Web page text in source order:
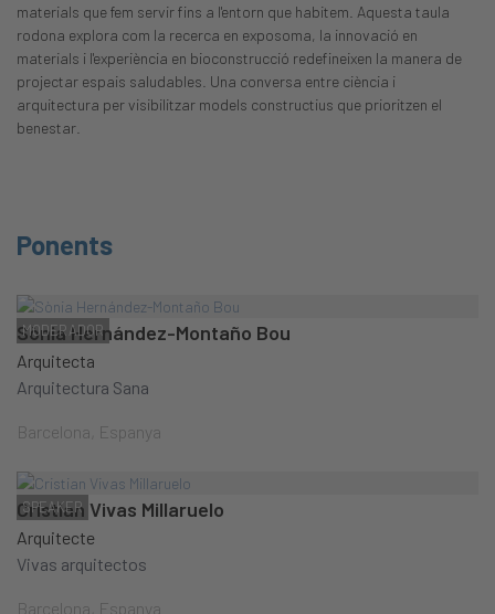
materials que fem servir fins a l'entorn que habitem. Aquesta taula
rodona explora com la recerca en exposoma, la innovació en
materials i l'experiència en bioconstrucció redefineixen la manera de
projectar espais saludables. Una conversa entre ciència i
arquitectura per visibilitzar models constructius que prioritzen el
benestar.
Ponents
MODERADOR
Sònia Hernández-Montaño Bou
Arquitecta
Arquitectura Sana
Barcelona, Espanya
SPEAKER
Cristian Vivas Millaruelo
Arquitecte
Vivas arquitectos
Barcelona, Espanya